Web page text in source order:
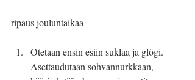
ripaus jouluntaikaa
Otetaan ensin esiin suklaa ja glögi.
Asettaudutaan sohvannurkkaan,